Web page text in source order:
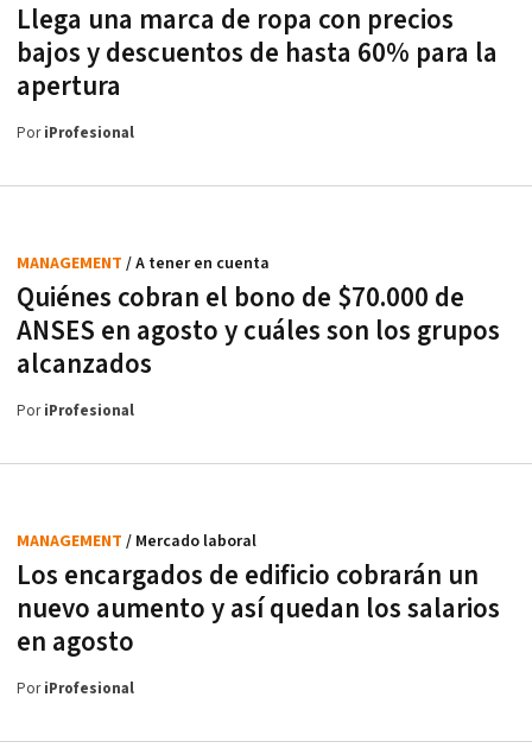
Llega una marca de ropa con precios
bajos y descuentos de hasta 60% para la
apertura
PoriProfesional
Quiénes cobran el bono de $70.000 de
ANSES en agosto y cuáles son los grupos
alcanzados
MANAGEMENT / A tener en cuenta
PoriProfesional
Los encargados de edificio cobrarán un
nuevo aumento y así quedan los salarios
en agosto
MANAGEMENT / Mercado laboral
PoriProfesional